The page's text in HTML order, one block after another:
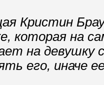
Кристин
которая на
на
его, иначе